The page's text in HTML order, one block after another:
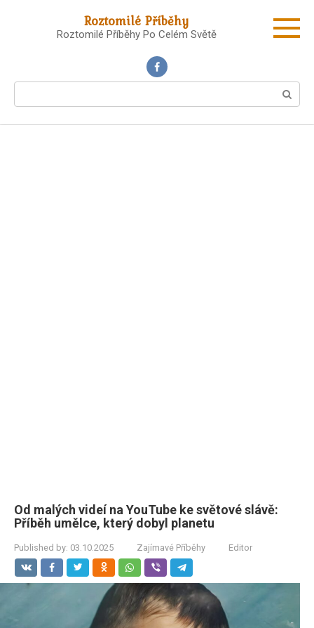
Roztomilé Příběhy
Roztomilé Příběhy Po Celém Světě
Od malých videí na YouTube ke světové slávě:
Příběh umělce, který dobyl planetu
Published by: 03.10.2025 Zajímavé Příběhy Editor